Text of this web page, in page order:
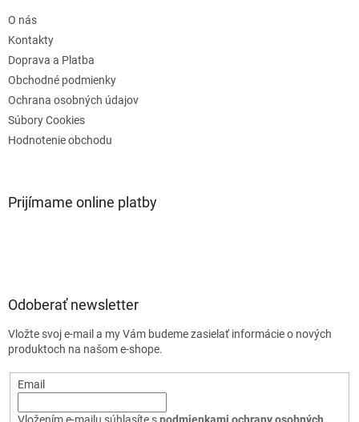
O nás
Kontakty
Doprava a Platba
Obchodné podmienky
Ochrana osobných údajov
Súbory Cookies
Hodnotenie obchodu
Prijímame online platby
Odoberať newsletter
Vložte svoj e-mail a my Vám budeme zasielať informácie o nových
produktoch na našom e-shope.
Email